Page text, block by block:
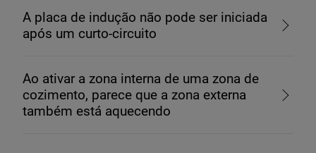
A placa de indução não pode ser iniciada
após um curto-circuito
Ao ativar a zona interna de uma zona de
cozimento, parece que a zona externa
também está aquecendo